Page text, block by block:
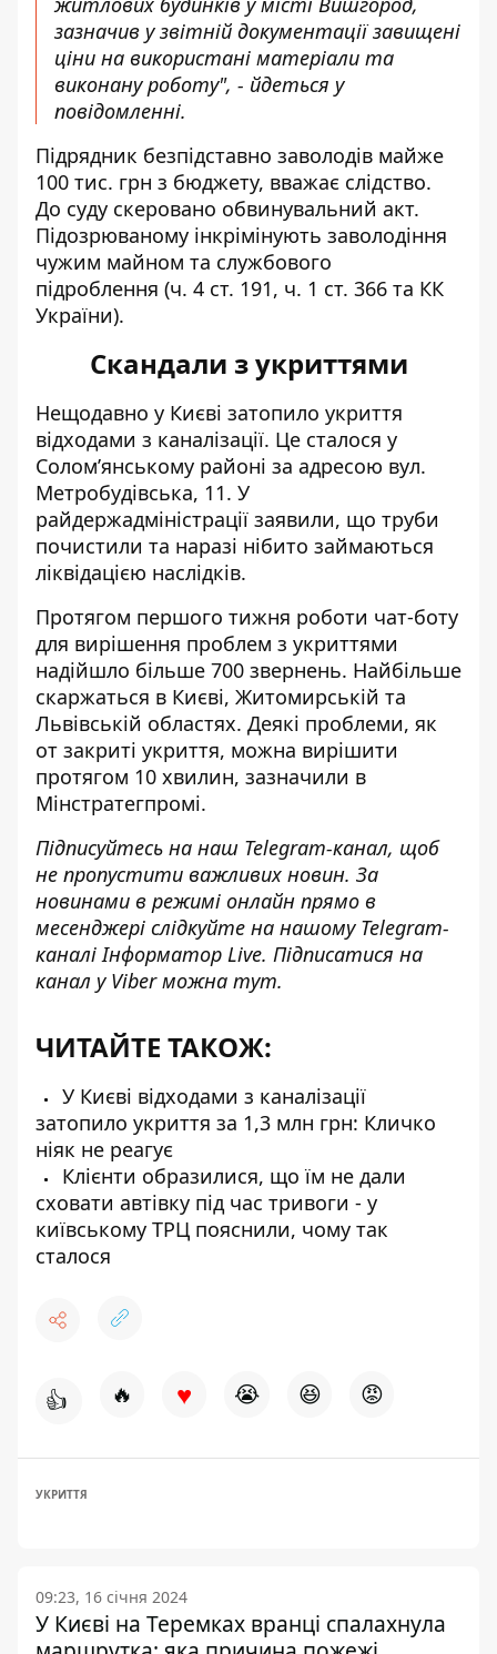
зазначив у звітній документації завищені
ціни на використані матеріали та
виконану роботу", - йдеться у
повідомленні.
Підрядник безпідставно заволодів майже
100 тис. грн з бюджету, вважає слідство.
До суду скеровано обвинувальний акт.
Підозрюваному інкрімінують заволодіння
чужим майном та службового
підроблення (ч. 4 ст. 191, ч. 1 ст. 366 та КК
України).
Скандали з укриттями
Нещодавно у Києві затопило укриття
відходами з каналізації. Це сталося у
Солом’янському районі за адресою вул.
Метробудівська, 11. У
райдержадміністрації заявили, що труби
почистили та наразі нібито займаються
ліквідацією наслідків.
Протягом першого тижня роботи чат-боту
для вирішення проблем з укриттями
надійшло більше 700 звернень. Найбільше
скаржаться в Києві, Житомирській та
Львівській областях. Деякі проблеми, як
от закриті укриття, можна вирішити
протягом 10 хвилин, зазначили в
Мінстратегпромі.
Підписуйтесь на наш Telegram-канал, щоб
не пропустити важливих новин. За
новинами в режимі онлайн прямо в
месенджері слідкуйте на нашому Telegram-
каналіІнформатор Live. Підписатися на
канал у Viber можна тут.
ЧИТАЙТЕ ТАКОЖ:
У Києві відходами з каналізації
затопило укриття за 1,3 млн грн: Кличко
ніяк не реагує
Клієнти образилися, що їм не дали
сховати автівку під час тривоги - у
київському ТРЦ пояснили, чому так
сталося
👍 🔥 ♥ 😭 😆 😡
УКРИТТЯ
09:23, 16 січня 2024
У Києві на Теремках вранці спалахнула